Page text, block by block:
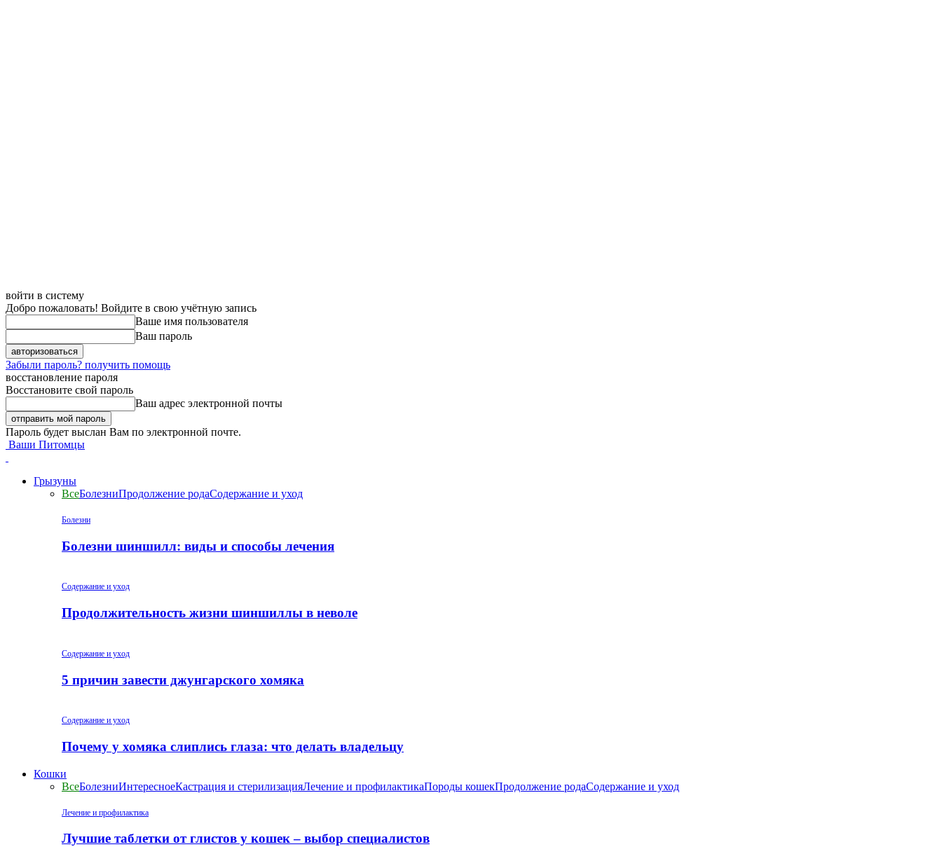
войти в систему
Добро пожаловать! Войдите в свою учётную запись
Ваше имя пользователя
Ваш пароль
Забыли пароль? получить помощь
восстановление пароля
Восстановите свой пароль
Ваш адрес электронной почты
Пароль будет выслан Вам по электронной почте.
Ваши Питомцы
Грызуны
ВсеБолезниПродолжение родаСодержание и уход
Болезни
Болезни шиншилл: виды и способы лечения
Содержание и уход
Продолжительность жизни шиншиллы в неволе
Содержание и уход
5 причин завести джунгарского хомяка
Содержание и уход
Почему у хомяка слиплись глаза: что делать владельцу
Кошки
ВсеБолезниИнтересноеКастрация и стерилизацияЛечение и профилактикаПороды кошекПродолжение родаСодержание и уход
Лечение и профилактика
Лучшие таблетки от глистов у кошек – выбор специалистов